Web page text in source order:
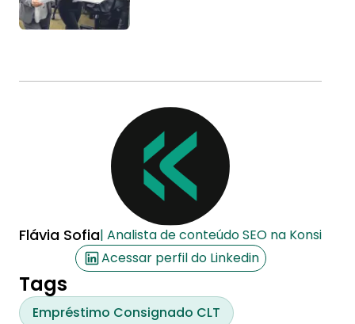
Flávia Sofia| Analista de conteúdo SEO na Konsi
Acessar perfil do Linkedin
Tags
Empréstimo Consignado CLT